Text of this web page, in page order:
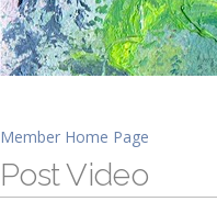
Member Home Page
Post Video